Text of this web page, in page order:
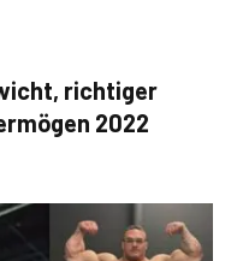
richtiger
2022